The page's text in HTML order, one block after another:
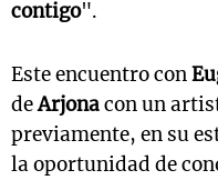
contigo".
Este encuentro con
deArjonacon un
previamente, en su
la oportunidad de